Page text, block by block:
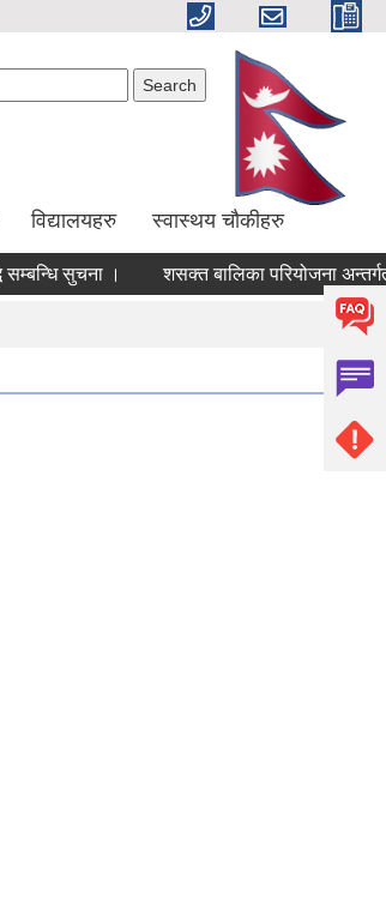
विद्यालयहरु स्वास्थय चौकीहरु
सुचना । शसक्त बालिका परियोजना